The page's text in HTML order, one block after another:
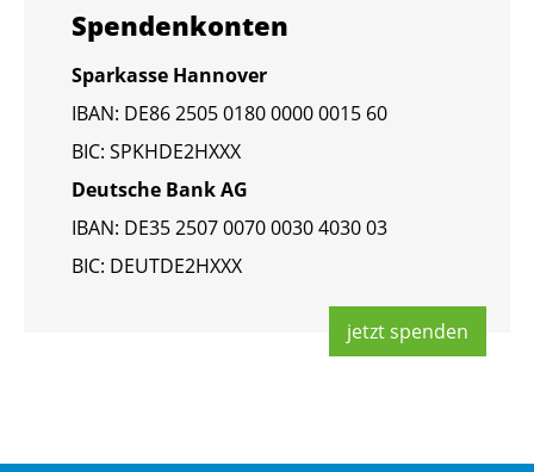
Spen­den­kon­ten
Spar­kas­se Han­no­ver
IBAN: DE86 2505 0180 0000 0015 60
BIC: SPKHDE2HXXX
Deut­sche Bank AG
IBAN: DE35 2507 0070 0030 4030 03
BIC: DEUT­DE2HXXX
jetzt spen­den